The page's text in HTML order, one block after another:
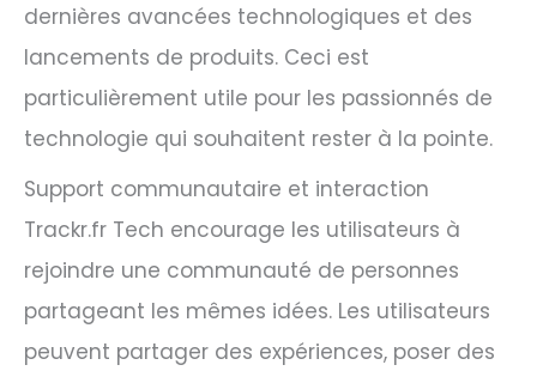
dernières avancées technologiques et des
lancements de produits. Ceci est
particulièrement utile pour les passionnés de
technologie qui souhaitent rester à la pointe.
Support communautaire et interaction
Trackr.fr Tech encourage les utilisateurs à
rejoindre une communauté de personnes
partageant les mêmes idées. Les utilisateurs
peuvent partager des expériences, poser des